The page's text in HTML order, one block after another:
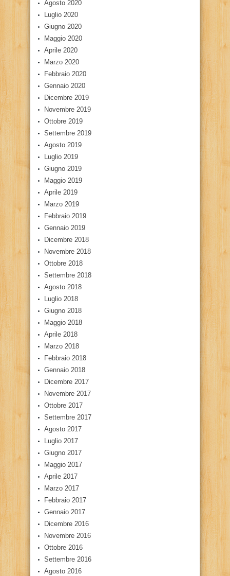
Agosto 2020
Luglio 2020
Giugno 2020
Maggio 2020
Aprile 2020
Marzo 2020
Febbraio 2020
Gennaio 2020
Dicembre 2019
Novembre 2019
Ottobre 2019
Settembre 2019
Agosto 2019
Luglio 2019
Giugno 2019
Maggio 2019
Aprile 2019
Marzo 2019
Febbraio 2019
Gennaio 2019
Dicembre 2018
Novembre 2018
Ottobre 2018
Settembre 2018
Agosto 2018
Luglio 2018
Giugno 2018
Maggio 2018
Aprile 2018
Marzo 2018
Febbraio 2018
Gennaio 2018
Dicembre 2017
Novembre 2017
Ottobre 2017
Settembre 2017
Agosto 2017
Luglio 2017
Giugno 2017
Maggio 2017
Aprile 2017
Marzo 2017
Febbraio 2017
Gennaio 2017
Dicembre 2016
Novembre 2016
Ottobre 2016
Settembre 2016
Agosto 2016